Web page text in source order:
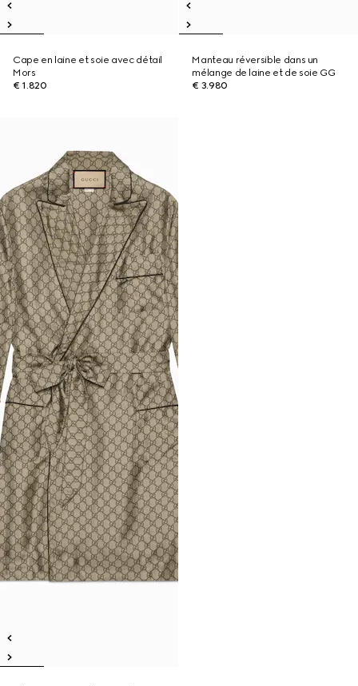
Cape en laine et soie avec détail
Mors
€ 1.820
Manteau réversible dans un
mélange de laine et de soie GG
€ 3.980